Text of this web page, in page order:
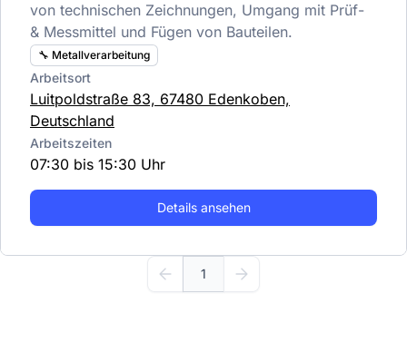
von technischen Zeichnungen, Umgang mit Prüf-
& Messmittel und Fügen von Bauteilen.
🔧 Metallverarbeitung
Arbeitsort
Luitpoldstraße 83, 67480 Edenkoben,
Deutschland
Arbeitszeiten
07:30 bis 15:30 Uhr
Details ansehen
1